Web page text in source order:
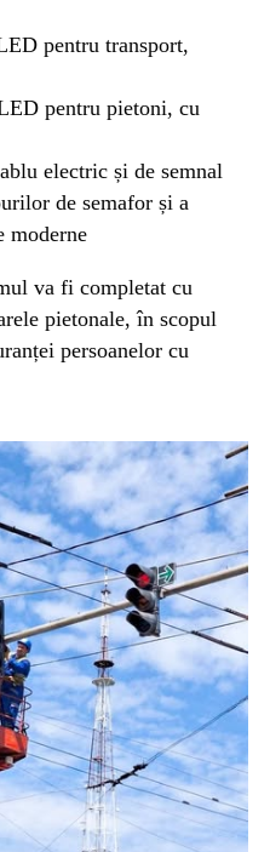
pentru transport,
pentru pietoni, cu
electric și de semnal
de semafor și a
moderne
va fi completat cu
pietonale, în scopul
persoanelor cu